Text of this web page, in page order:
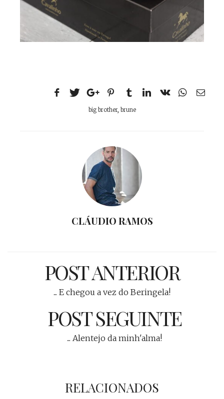
big brother, brune
CLÁUDIO RAMOS
POST ANTERIOR
... E chegou a vez do Beringela!
POST SEGUINTE
... Alentejo da minh'alma!
RELACIONADOS